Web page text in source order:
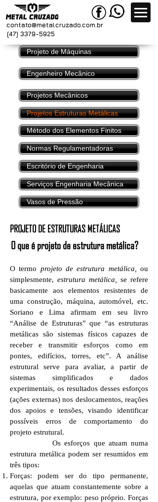
contato@metalcruzado.com.br
(47) 3379-5925
Projeto de Máquinas
Engenheiro Mecânico
Projetos Mecânicos
Projetos Estruturas Metálicas
Método dos Elementos Finitos
Normas Regulamentadoras
Escritório de Engenharia
Serviços Engenharia Mecânica
Vasos de Pressão
PROJETO DE ESTRUTURAS METÁLICAS
O que é projeto de estrutura metálica?
O termo projeto de estrutura metálica,
ou
simplesmente, estrutura metálica,
se refere
basicamente aos elementos resistentes de
uma construção, máquina, automóvel, etc.
Soriano e Lima afirmam em seu livro
“Análise de Estruturas” que “as estruturas
metálicas são sistemas físicos capazes de
receber e transmitir esforços como em
pontes, edifícios, torres, etc”. A análise
estrutural serve para avaliar, a partir de
sistemas simplificados e dados
experimentais, os resultados desses esforços
(ações externas) nos deslocamentos, reações
dos apoios e tensões, visando identificar
possíveis erros de comportamento do
projeto estrutural.
Os esforços que atuam numa
estrutura metálica podem ser resumidos em
três tipos:
Forças: podem ser do tipo permanente,
aquelas que atuam constantemente sobre a
estrutura, por exemplo: peso próprio. Forças